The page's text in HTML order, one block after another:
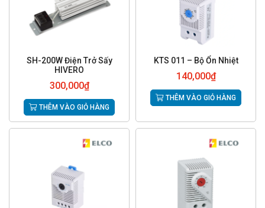
SH-200W Điện Trở Sấy
HIVERO
300,000₫
THÊM VÀO GIỎ HÀNG
KTS 011 – Bộ Ổn Nhiệt
140,000₫
THÊM VÀO GIỎ HÀNG